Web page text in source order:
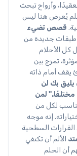
وأرواح تبحث
يُعرض هنا ليس
قصص تضيء
طبقات جديدة من
كل الأحلام
تمزج بين
يقف أمام ذاته
يليق بك لن
لمن
لكل من
إنه موجه
السطحية
الألم أن تكتفي
أن الحلم